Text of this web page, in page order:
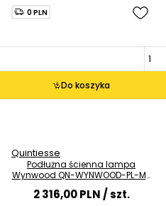
Do koszyka
0 PLN
Quintiesse
Podłużna ścienna lampa
Wynwood QN-WYNWOOD-PL-M-
VBS do przedpokoju mosiądz
2 316,00 PLN/ szt.